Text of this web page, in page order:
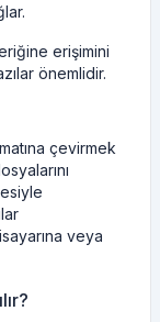
erişimini
önemlidir.
çevirmek
veya